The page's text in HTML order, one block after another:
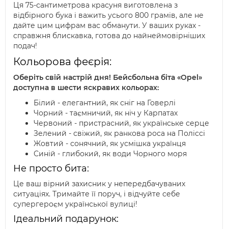
Ця 75-сантиметрова красуня виготовлена з
відбірного бука і важить усього 800 грамів, але не
дайте цим цифрам вас обманути. У ваших руках -
справжня блискавка, готова до найнеймовірніших
подач!
Кольорова феєрія:
Оберіть свій настрій дня! Бейсбольна біта «Opel»
доступна в шести яскравих кольорах:
Білий - елегантний, як сніг на Говерлі
Чорний - таємничий, як ніч у Карпатах
Червоний - пристрасний, як українське серце
Зелений - свіжий, як ранкова роса на Поліссі
Жовтий - сонячний, як усмішка українця
Синій - глибокий, як води Чорного моря
Не просто бита:
Це ваш вірний захисник у непередбачуваних
ситуаціях. Тримайте її поруч, і відчуйте себе
супергероєм української вулиці!
Ідеальний подарунок: